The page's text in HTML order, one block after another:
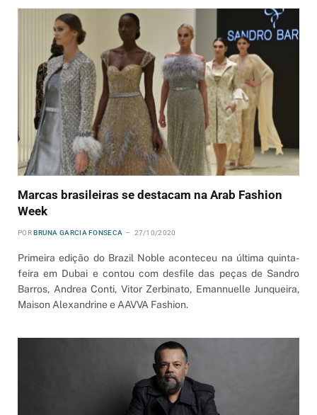
Marcas brasileiras se destacam na Arab Fashion
Week
POR BRUNA GARCIA FONSECA 27/10/2020
Primeira edição do Brazil Noble aconteceu na última quinta-
feira em Dubai e contou com desfile das peças de Sandro
Barros, Andrea Conti, Vitor Zerbinato, Emannuelle Junqueira,
Maison Alexandrine e AAVVA Fashion.